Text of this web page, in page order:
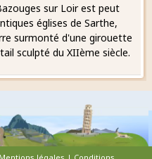
sur Loir est peut
églises de Sarthe,
surmonté d'une girouette
sculpté du XIIème siècle.